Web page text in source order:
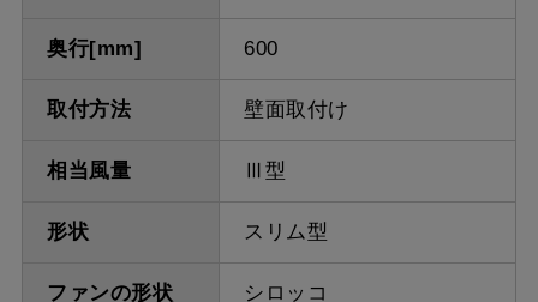
奥行[mm] 600
取付方法 壁面取付け
相当風量 Ⅲ型
形状 スリム型
ファンの形状 シロッコ